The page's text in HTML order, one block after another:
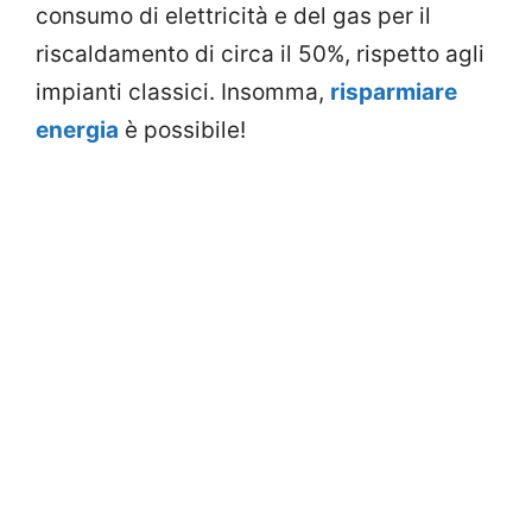
consumo di elettricità e del gas per il
riscaldamento di circa il 50%, rispetto agli
impianti classici. Insomma, risparmiare
energia è possibile!